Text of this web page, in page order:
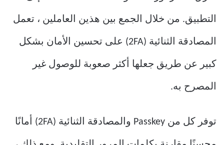
التطبيق. من خلال الجمع بين هذين العاملين ، تعمل
المصادقة الثنائية (2FA) على تحسين الأمان بشكل
كبير عن طريق جعلها أكثر صعوبة للوصول غير
المصرح به.
توفر كل من Passkey والمصادقة الثنائية (2FA) أمانًا